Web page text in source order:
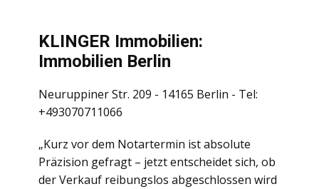
KLINGER Immobilien:
Immobilien Berlin
Neuruppiner Str. 209 - 14165 Berlin - Tel:
+493070711066
„Kurz vor dem Notartermin ist absolute
Präzision gefragt – jetzt entscheidet sich, ob
der Verkauf reibungslos abgeschlossen wird